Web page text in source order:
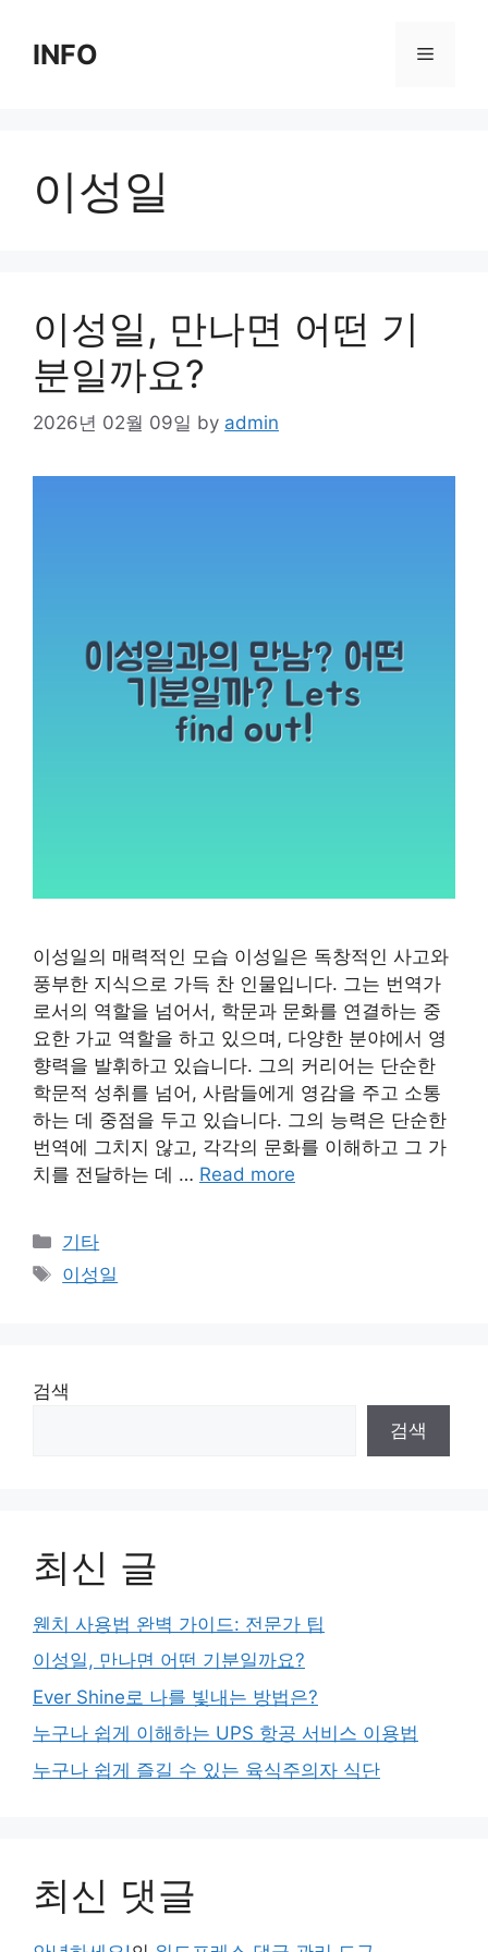
contentINFO Menu
이성일
이성일, 만나면 어떤 기
분일까요?
2026년 02월 09일 by admin
이성일의 매력적인 모습 이성일은 독창적인 사고와
풍부한 지식으로 가득 찬 인물입니다. 그는 번역가
로서의 역할을 넘어서, 학문과 문화를 연결하는 중
요한 가교 역할을 하고 있으며, 다양한 분야에서 영
향력을 발휘하고 있습니다. 그의 커리어는 단순한
학문적 성취를 넘어, 사람들에게 영감을 주고 소통
하는 데 중점을 두고 있습니다. 그의 능력은 단순한
번역에 그치지 않고, 각각의 문화를 이해하고 그 가
치를 전달하는 데 … Read more
Categories
기타
Tags
이성일
검색
검색
최신 글
웬치 사용법 완벽 가이드: 전문가 팁
이성일, 만나면 어떤 기분일까요?
Ever Shine로 나를 빛내는 방법은?
누구나 쉽게 이해하는 UPS 항공 서비스 이용법
누구나 쉽게 즐길 수 있는 육식주의자 식단
최신 댓글